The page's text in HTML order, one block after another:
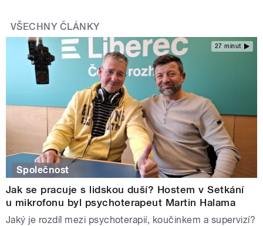
VŠECHNY ČLÁNKY
27 minut
Společnost
Jak se pracuje s lidskou duší? Hostem v Setkání
u mikrofonu byl psychoterapeut Martin Halama
Jaký je rozdíl mezi psychoterapií, koučinkem a supervizí?